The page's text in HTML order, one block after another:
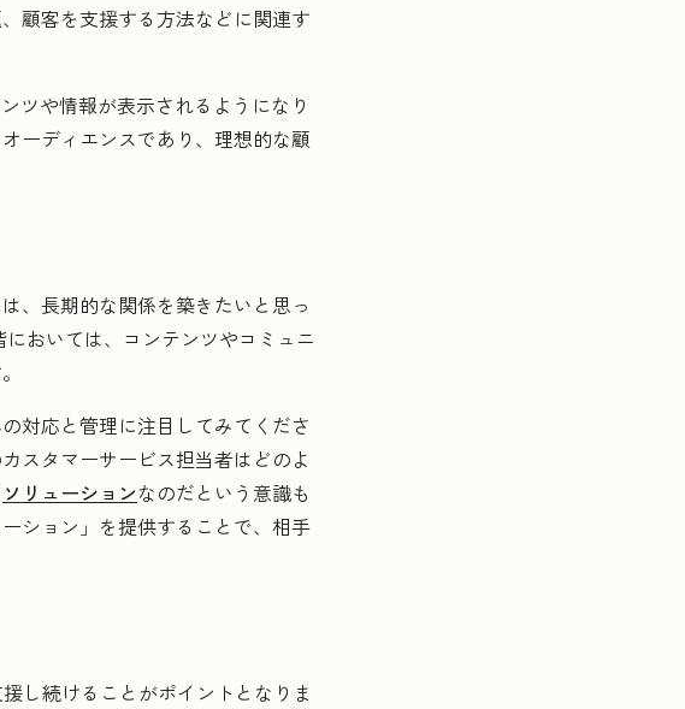
顧客を支援する方法などに関連す
ツや情報が表示されるようになり
ーディエンスであり、理想的な顧
、長期的な関係を築きたいと思っ
おいては、コンテンツやコミュニ
対応と管理に注目してみてくださ
スタマーサービス担当者はどのよ
ソリューションなのだという意識も
ション」を提供することで、相手
し続けることがポイントとなりま